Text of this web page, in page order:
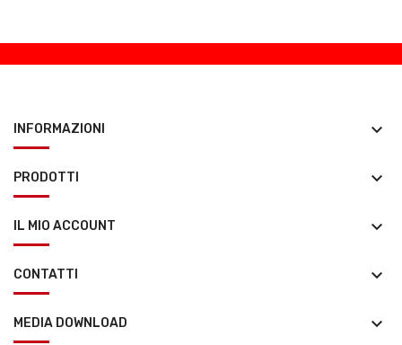
INFORMAZIONI keyboard_arrow_down
PRODOTTI keyboard_arrow_down
IL MIO ACCOUNT keyboard_arrow_down
CONTATTI keyboard_arrow_down
MEDIA DOWNLOAD keyboard_arrow_down